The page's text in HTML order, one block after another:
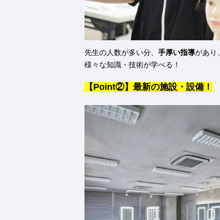
先生の人数が多い分、 手厚い指導があり
様々な知識・技術が学べる！
【Point②】最新の施設・設備！